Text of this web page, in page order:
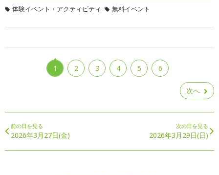
体験イベント・アクティビティ 無料イベント
1 2 3 4 5 6
次へ
前の日を見る
2026年3月27日(金)
次の日を見る
2026年3月29日(日)